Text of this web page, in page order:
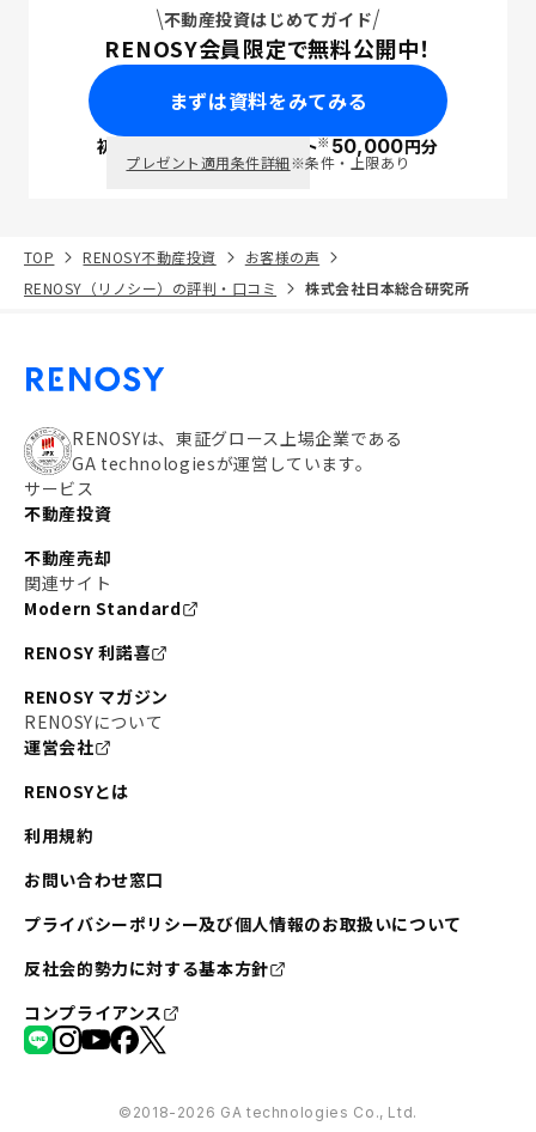
不動産投資はじめてガイド
RENOSY会員限定で無料公開中！
まずは資料をみてみる
初回面談で ポイント※50,000円分
プレゼント適用条件詳細※条件・上限あり
TOP RENOSY不動産投資
お客様の声
RENOSY（リノシー）の評判・口コミ
株式会社日本総合研究所
RENOSYは、東証グロース上場企業である
GA technologiesが運営しています。
サービス
不動産投資
不動産売却
関連サイト
Modern Standard
RENOSY 利諾喜
RENOSY マガジン
RENOSYについて
運営会社
RENOSYとは
利用規約
お問い合わせ窓口
プライバシーポリシー及び個人情報のお取扱いについて
反社会的勢力に対する基本方針
コンプライアンス
©︎2018-2026 GA technologies Co., Ltd.